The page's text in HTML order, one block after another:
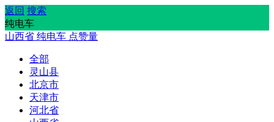
返回 搜索
纯电车
山西省 纯电车 点赞量
全部
灵山县
北京市
天津市
河北省